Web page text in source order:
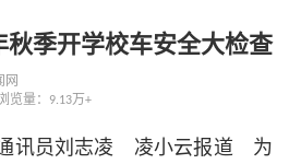
秋季开学校车安全大检查
网
览量：9.13万+
讯员刘志凌 凌小云报道 为